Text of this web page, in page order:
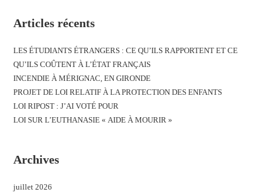
Articles récents
LES ÉTUDIANTS ÉTRANGERS : CE QU’ILS RAPPORTENT ET CE
QU’ILS COÛTENT À L’ÉTAT FRANÇAIS
INCENDIE À MÉRIGNAC, EN GIRONDE
PROJET DE LOI RELATIF À LA PROTECTION DES ENFANTS
LOI RIPOST : J’AI VOTÉ POUR
LOI SUR L’EUTHANASIE « AIDE À MOURIR »
Archives
juillet 2026